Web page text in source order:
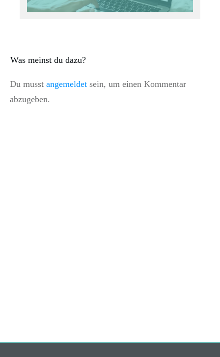
Was meinst du dazu?
Du musst angemeldet sein, um einen Kommentar
abzugeben.